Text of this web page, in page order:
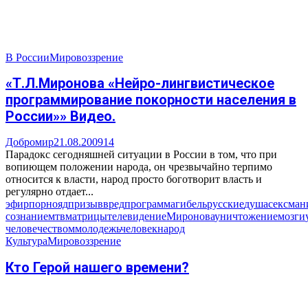
В РоссииМировоззрение
«Т.Л.Миронова «Нейро-лингвистическое
программирование покорности населения в
России»» Видео.
Добромир21.08.200914
Парадокс сегодняшней ситуации в России в том, что при
вопиющем положении народа, он чрезвычайно терпимо
относится к власти, народ просто боготворит власть и
регулярно отдает...
эфирпорноядпризыввредпрограммагибельрусскиедушасекс
сознаниемтвматрицытелевидениеМироновауничтожениемозги
человечествоммолодежьчеловекнарод
КультураМировоззрение
Кто Герой нашего времени?